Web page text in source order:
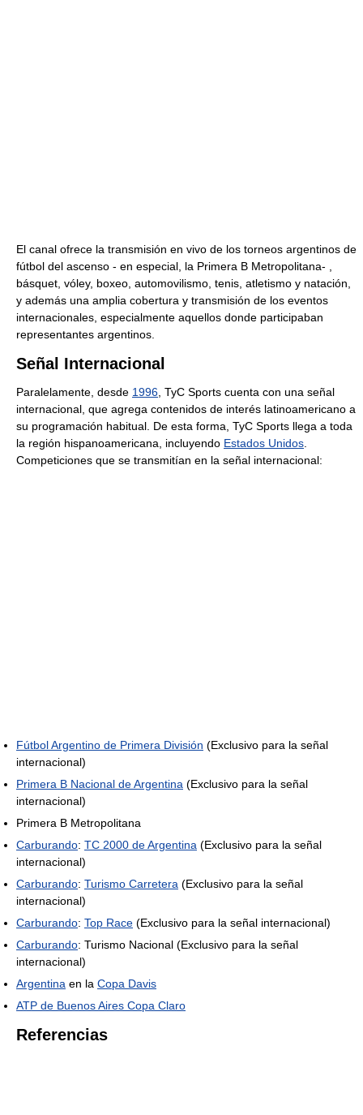
El canal ofrece la transmisión en vivo de los torneos argentinos de
fútbol del ascenso - en especial, la Primera B Metropolitana- ,
básquet, vóley, boxeo, automovilismo, tenis, atletismo y natación,
y además una amplia cobertura y transmisión de los eventos
internacionales, especialmente aquellos donde participaban
representantes argentinos.
Señal Internacional
Paralelamente, desde 1996 , TyC Sports cuenta con una señal
internacional, que agrega contenidos de interés latinoamericano a
su programación habitual. De esta forma, TyC Sports llega a toda
la región hispanoamericana, incluyendo Estados Unidos
Competiciones que se transmitían en la señal internacional:
Fútbol Argentino de Primera División (Exclusivo para la señal
internacional)
Primera B Nacional de Argentina (Exclusivo para la señal
internacional)
Primera B Metropolitana
Carburando: TC 2000 de Argentina (Exclusivo para la señal
internacional)
Carburando: Turismo Carretera (Exclusivo para la señal
internacional)
Carburando: Top Race (Exclusivo para la señal internacional)
Carburando: Turismo Nacional (Exclusivo para la señal
internacional)
Argentina en la Copa Davis
ATP de Buenos Aires Copa Claro
Referencias